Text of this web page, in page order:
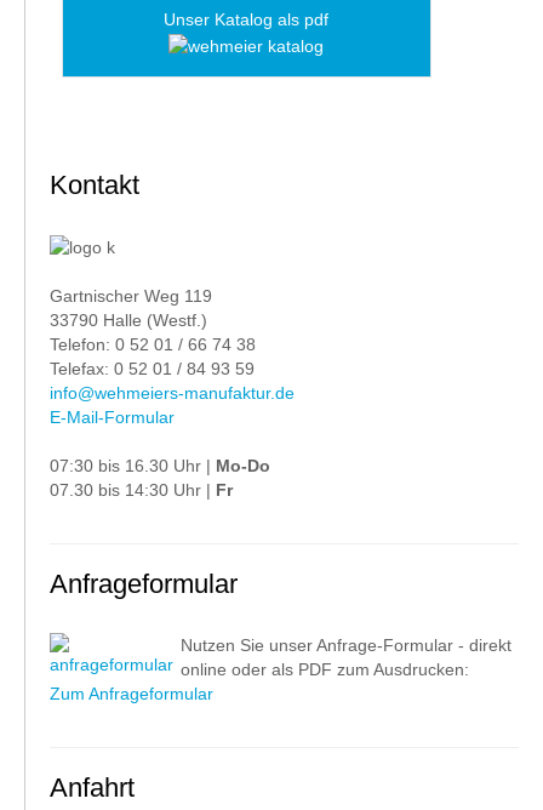
Unser Katalog als pdf
Kontakt
Gartnischer Weg 119
33790 Halle (Westf.)
Telefon: 0 52 01 / 66 74 38
Telefax: 0 52 01 / 84 93 59
info@wehmeiers-manufaktur.de
E-Mail-Formular
07:30 bis 16.30 Uhr | Mo-Do
07.30 bis 14:30 Uhr | Fr
Anfrageformular
Nutzen Sie unser Anfrage-Formular - direkt
online oder als PDF zum Ausdrucken:
Zum Anfrageformular
Anfahrt